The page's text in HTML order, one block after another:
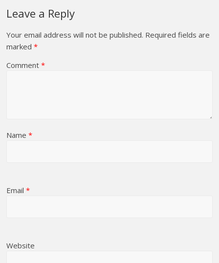
Leave a Reply
Your email address will not be published. Required fields are
marked*
Comment*
Name*
Email*
Website